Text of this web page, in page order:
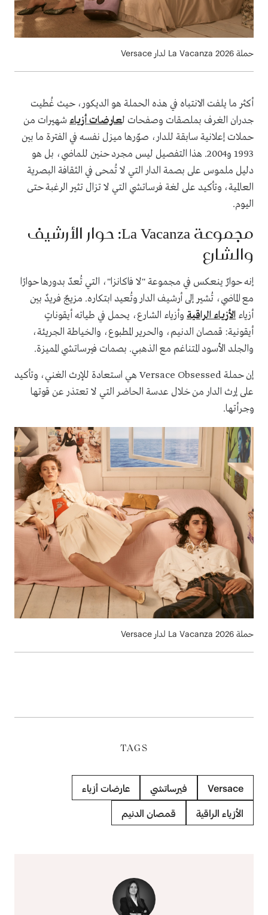
حملة ‏La Vacanza 2026‎‏ لدار Versace‏ ‏
أكثر ما يلفت الانتباه في هذه الحملة هو الديكور، حيث غُطيت
جدران الغرف بملصقات وصفحات لعارضات أزياء شهيرات من
حملات إعلانية سابقة للدار، صوّرها ميزل نفسه في الفترة ما بين
1993 و2004. هذا التفصيل ليس مجرد حنين للماضي، بل هو
دليل ملموس على بصمة الدار التي لا تُمحى في الثقافة البصرية
العالمية، وتأكيد على لغة فرساتشي التي لا تزال تثير الرغبة حتى
اليوم.
مجموعة La Vacanza: حوار الأرشيف
والشارع
إنه حوارٌ ينعكس في مجموعة "لا فاكانزا"، التي تُعدّ بدورها حوارًا
مع الماضي، تُشير إلى أرشيف الدار وتُعيد ابتكاره. مزيجٌ فريدٌ بين
أزياء الأزياء الراقية وأزياء الشارع، يحمل في طياته أيقوناتٍ
أيقونية: قمصان الدنيم، والحرير المطبوع، والخياطة الجريئة،
والجلد الأسود المتناغم مع الذهبي. بصمات فيرساتشي المميزة.
إن حملة Versace Obsessed هي استعادة للإرث الغني، وتأكيد
على إرث الدار من خلال عدسة الحاضر التي لا تعتذر عن قوتها
وجرأتها.
حملة ‏La Vacanza 2026‎‏ لدار Versace‏ ‏
TAGS
Versace فيرساتشي عارضات أزياء
الأزياء الراقية قمصان الدنيم